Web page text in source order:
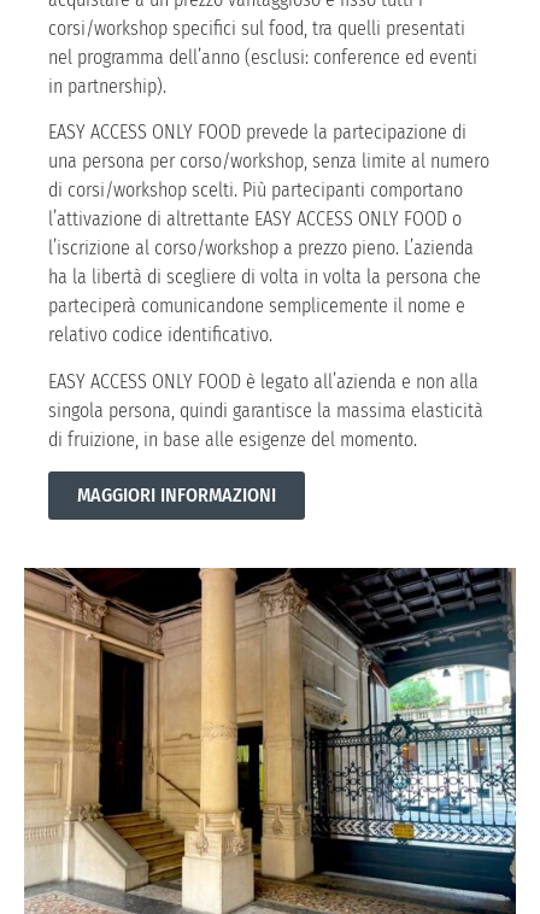
corsi/workshop specifici sul food, tra quelli presentati
nel programma dell’anno (esclusi: conference ed eventi
in partnership).
EASY ACCESS ONLY FOOD prevede la partecipazione di
una persona per corso/workshop, senza limite al numero
di corsi/workshop scelti. Più partecipanti comportano
l’attivazione di altrettante EASY ACCESS ONLY FOOD o
l’iscrizione al corso/workshop a prezzo pieno. L’azienda
ha la libertà di scegliere di volta in volta la persona che
parteciperà comunicandone semplicemente il nome e
relativo codice identificativo.
EASY ACCESS ONLY FOOD è legato all’azienda e non alla
singola persona, quindi garantisce la massima elasticità
di fruizione, in base alle esigenze del momento.
MAGGIORI INFORMAZIONI